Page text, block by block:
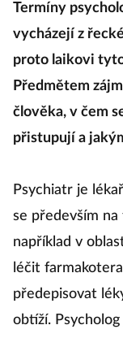
Termíny
vycházejí z
proto laikovi
Předmětem
člověka, v čem
přistupují a
Psychiatr je
se především na
například v
léčit
předepisovat
obtíží.